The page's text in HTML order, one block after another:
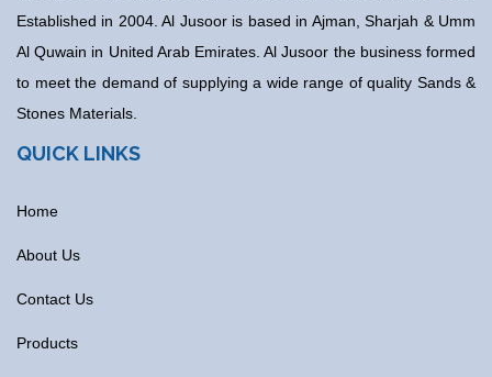
Established in 2004. Al Jusoor is based in Ajman, Sharjah & Umm
Al Quwain in United Arab Emirates. Al Jusoor the business formed
to meet the demand of supplying a wide range of quality Sands &
Stones Materials.
QUICK LINKS
Home
About Us
Contact Us
Products